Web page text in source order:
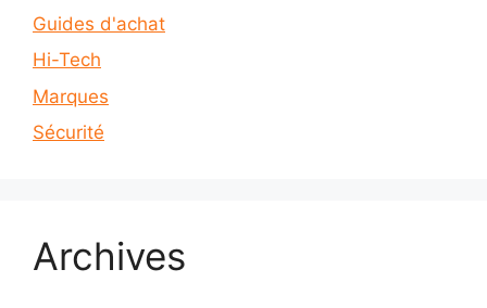
Guides d'achat
Hi-Tech
Marques
Sécurité
Archives